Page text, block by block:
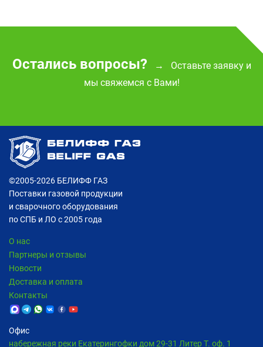
Остались вопросы? →
Оставьте заявку и
мы свяжемся с Вами!
©2005-2026 БЕЛИФФ ГАЗ
Поставки газовой продукции
и сварочного оборудования
по СПБ и ЛО с 2005 года
О нас
Партнеры и отзывы
Новости
Доставка и оплата
Контакты
Офис
набережная реки Екатерингофки дом 29-31 Литер Т. оф. 1